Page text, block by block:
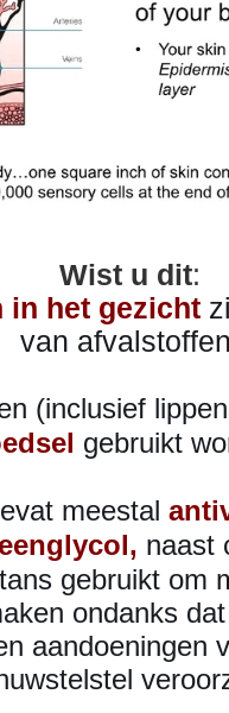
Wist u dit:
in het gezicht
van
(inclusief
gebruikt
meestal
naast
gebruikt om
ondanks
aandoeningen